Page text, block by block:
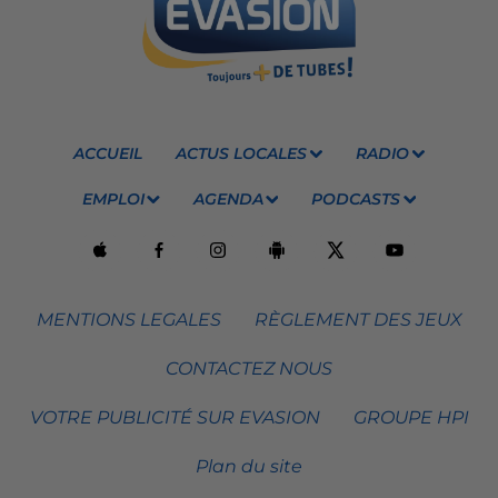
ACCUEIL ACTUS LOCALES RADIO
EMPLOI AGENDA PODCASTS
MENTIONS LEGALES RÈGLEMENT DES JEUX
CONTACTEZ NOUS
VOTRE PUBLICITÉ SUR EVASION GROUPE HPI
Plan du site